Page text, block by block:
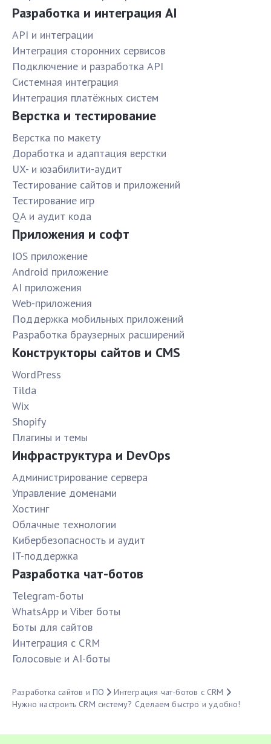
Разработка и интеграция AI
API и интеграции
Интеграция сторонних сервисов
Подключение и разработка API
Системная интеграция
Интеграция платёжных систем
Верстка и тестирование
Верстка по макету
Доработка и адаптация верстки
UX- и юзабилити-аудит
Тестирование сайтов и приложений
Тестирование игр
QA и аудит кода
Приложения и софт
IOS приложение
Android приложение
AI приложения
Web-приложения
Поддержка мобильных приложений
Разработка браузерных расширений
Конструкторы сайтов и CMS
WordPress
Tilda
Wix
Shopify
Плагины и темы
Инфраструктура и DevOps
Администрирование сервера
Управление доменами
Хостинг
Облачные технологии
Кибербезопасность и аудит
IT-поддержка
Разработка чат-ботов
Telegram-боты
WhatsApp и Viber боты
Боты для сайтов
Интеграция с CRM
Голосовые и AI-боты
Разработка сайтов и ПО
Интеграция чат-ботов с CRM
Нужно настроить CRM систему? Сделаем быстро и удобно!